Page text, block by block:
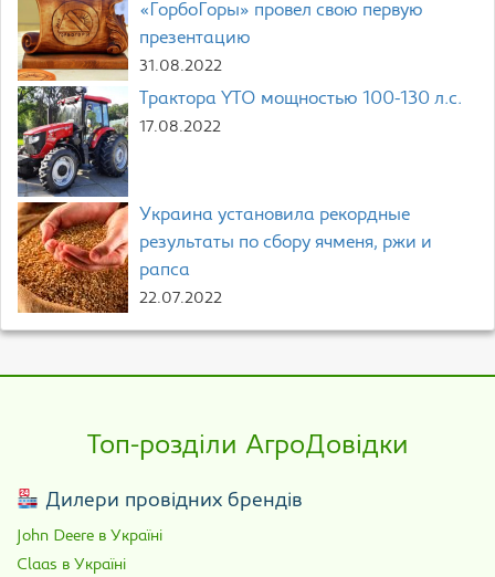
«ГорбоГоры» провел свою первую
презентацию
31.08.2022
Трактора YTO мощностью 100-130 л.с.
17.08.2022
Украина установила рекордные
результаты по сбору ячменя, ржи и
рапса
22.07.2022
Топ-розділи АгроДовідки
Дилери провідних брендів
John Deere в Україні
Claas в Україні